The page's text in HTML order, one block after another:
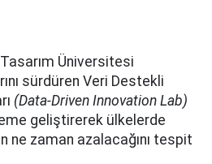
Üniversitesi
sürdüren Veri Destekli
(Data-Driven Innovation Lab)
geliştirerek ülkelerde
ne zaman azalacağını tespit